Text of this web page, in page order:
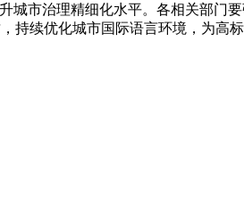
市治理精细化水平。各相关部门
持续优化城市国际语言环境，为高